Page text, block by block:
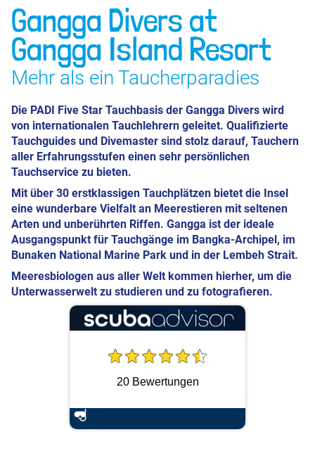
Gangga Divers at
Gangga Island Resort
Mehr als ein Taucherparadies
Die PADI Five Star Tauchbasis der Gangga Divers wird
von internationalen Tauchlehrern geleitet. Qualifizierte
Tauchguides und Divemaster sind stolz darauf, Tauchern
aller Erfahrungsstufen einen sehr persönlichen
Tauchservice zu bieten.
Mit über 30 erstklassigen Tauchplätzen bietet die Insel
eine wunderbare Vielfalt an Meerestieren mit seltenen
Arten und unberührten Riffen. Gangga ist der ideale
Ausgangspunkt für Tauchgänge im Bangka-Archipel, im
Bunaken National Marine Park und in der Lembeh Strait.
Meeresbiologen aus aller Welt kommen hierher, um die
Unterwasserwelt zu studieren und zu fotografieren.
20 Bewertungen